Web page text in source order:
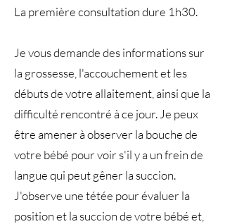
La première consultation dure 1h30.
Je vous demande des informations sur
la grossesse, l'accouchement et les
débuts de votre allaitement, ainsi que la
difficulté rencontré à ce jour. Je peux
être amener à observer la bouche de
votre bébé pour voir s'il y a un frein de
langue qui peut gêner la succion.
J'observe une tétée pour évaluer la
position et la succion de votre bébé et,